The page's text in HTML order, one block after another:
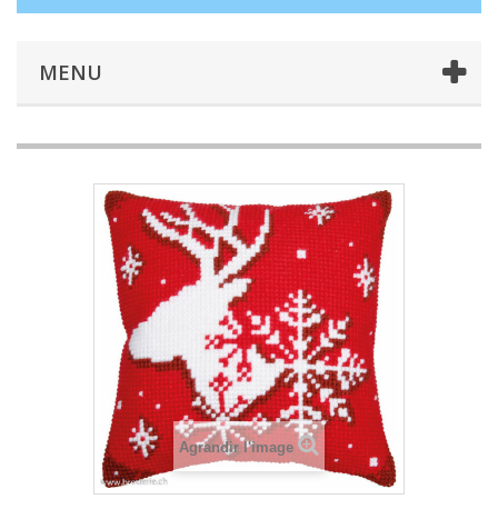
MENU
Agrandir l'image